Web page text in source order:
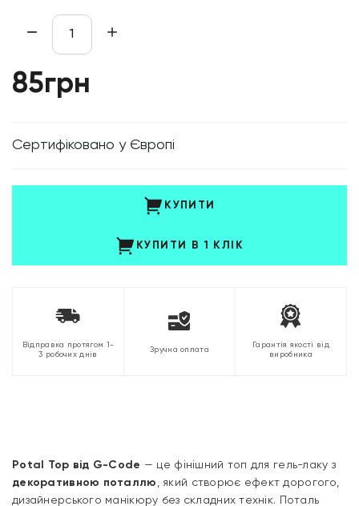
85грн
Cертифіковано у Європі
КУПИТИ
КУПИТИ В 1 КЛІК
Відправка протягом 1-
3 робочих днів
Зручна оплата
Гарантія якості від
виробника
Potal Top від G-Code — це фінішний топ для гель-лаку з
декоративною поталлю
, який створює ефект дорогого,
дизайнерського манікюру без складних технік. Поталь